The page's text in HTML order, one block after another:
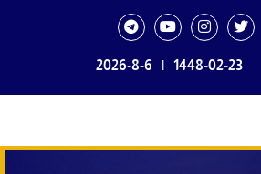
1448-02-23
|
2026-8-6